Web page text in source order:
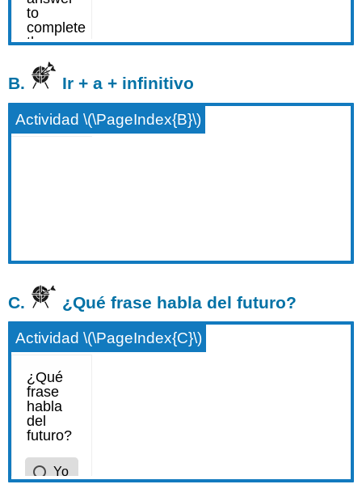
B. Ir + a + infinitivo
Actividad \(\PageIndex{B}\)
C. ¿Qué frase habla del futuro?
Actividad \(\PageIndex{C}\)